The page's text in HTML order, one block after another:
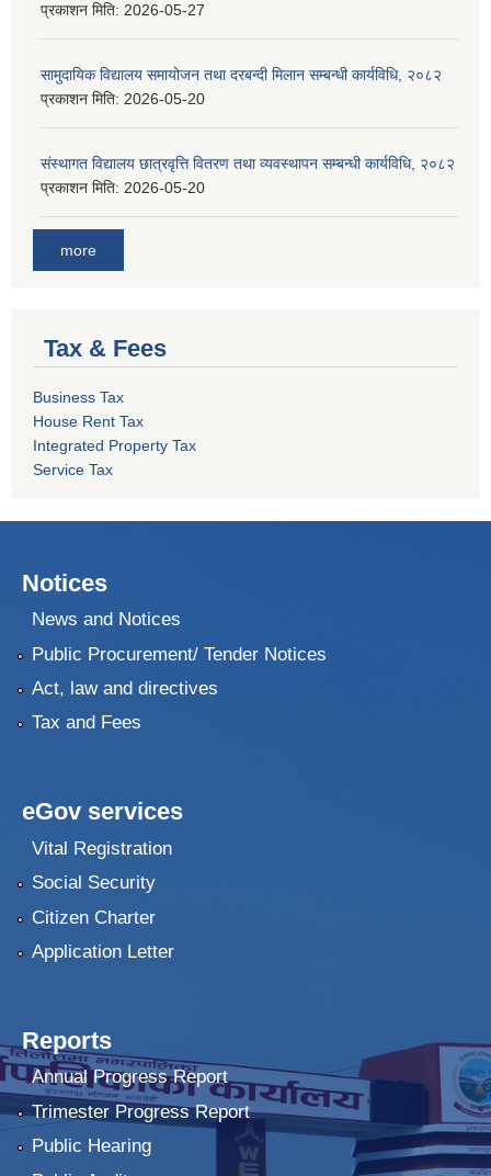
प्रकाशन मिति: 2026-05-27
सामुदायिक विद्यालय समायोजन तथा दरबन्दी मिलान सम्बन्धी कार्यविधि, २०८२
प्रकाशन मिति: 2026-05-20
संस्थागत विद्यालय छात्रवृत्ति वितरण तथा व्यवस्थापन सम्बन्धी कार्यविधि, २०८२
प्रकाशन मिति: 2026-05-20
more
Tax & Fees
Business Tax
House Rent Tax
Integrated Property Tax
Service Tax
Notices
News and Notices
Public Procurement/ Tender Notices
Act, law and directives
Tax and Fees
eGov services
Vital Registration
Social Security
Citizen Charter
Application Letter
Reports
Annual Progress Report
Trimester Progress Report
Public Hearing